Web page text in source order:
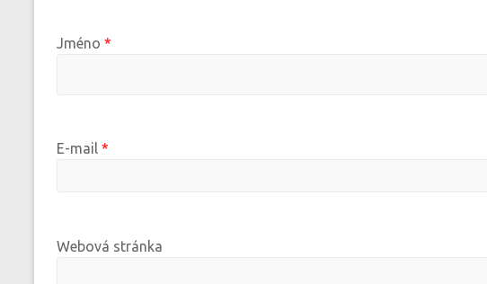
Jméno *
E-mail *
Webová stránka